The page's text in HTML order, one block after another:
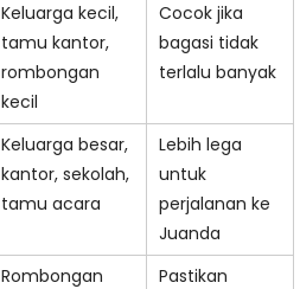
Keluarga kecil,
tamu kantor,
rombongan
kecil
Cocok jika
bagasi tidak
terlalu banyak
Keluarga besar,
kantor, sekolah,
tamu acara
Lebih lega
untuk
perjalanan ke
Juanda
Rombongan
Pastikan